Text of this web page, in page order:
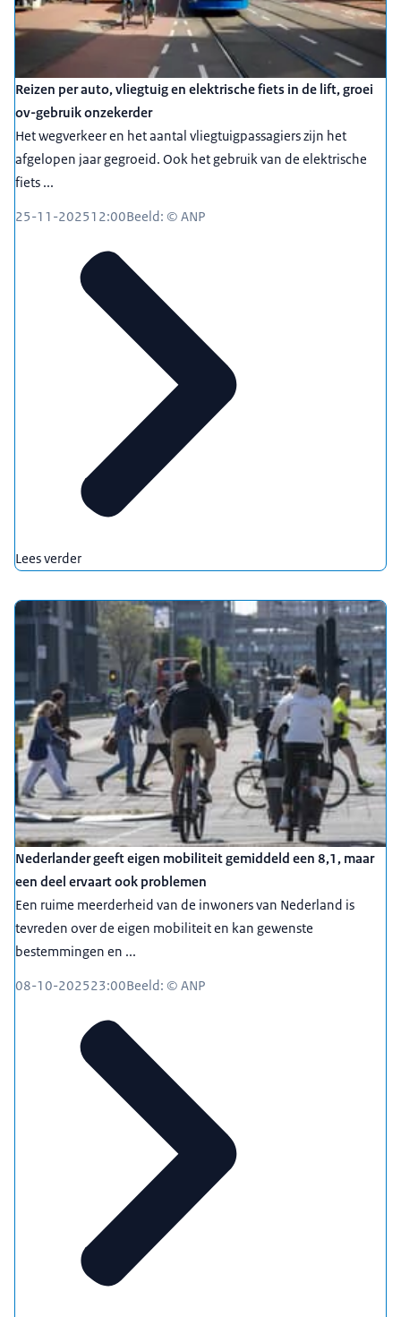
Reizen per auto, vliegtuig en elektrische fiets in de lift, groei
ov-gebruik onzekerder
Het wegverkeer en het aantal vliegtuigpassagiers zijn het
afgelopen jaar gegroeid. Ook het gebruik van de elektrische
fiets ...
25-11-202512:00Beeld: © ANP
Lees verder
Nederlander geeft eigen mobiliteit gemiddeld een 8,1, maar
een deel ervaart ook problemen
Een ruime meerderheid van de inwoners van Nederland is
tevreden over de eigen mobiliteit en kan gewenste
bestemmingen en ...
08-10-202523:00Beeld: © ANP